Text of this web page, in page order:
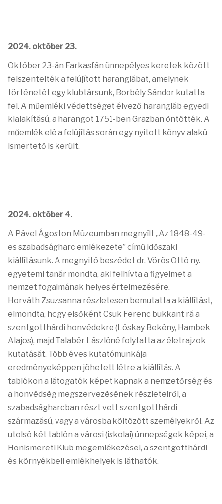
2024. október 23.
Október 23-án Farkasfán ünnepélyes keretek között
felszentelték a felújított haranglábat, amelynek
történetét egy klubtársunk, Borbély Sándor kutatta
fel. A műemléki védettséget élvező harangláb egyedi
kialakítású, a harangot 1751-ben Grazban öntötték. A
műemlék elé a felújítás során egy nyitott könyv alakú
ismertető is került.
2024. október 4.
A Pável Ágoston Múzeumban megnyílt „Az 1848-49-
es szabadságharc emlékezete” című időszaki
kiállításunk. A megnyitó beszédet dr. Vörös Ottó ny.
egyetemi tanár mondta, aki felhívta a figyelmet a
nemzet fogalmának helyes értelmezésére.
Horváth Zsuzsanna részletesen bemutatta a kiállítást,
elmondta, hogy elsőként Csuk Ferenc bukkant rá a
szentgotthárdi honvédekre (Lóskay Bekény, Hambek
Alajos), majd Talabér Lászlóné folytatta az életrajzok
kutatását. Több éves kutatómunkája
eredményeképpen jöhetett létre a kiállítás. A
tablókon a látogatók képet kapnak a nemzetőrség és
a honvédség megszervezésének részleteiről, a
szabadságharcban részt vett szentgotthárdi
származású, vagy a városba költözött személyekről. Az
utolsó két tablón a városi (iskolai) ünnepségek képei, a
Honismereti Klub megemlékezései, a szentgotthárdi
és környékbeli emlékhelyek is láthatók.